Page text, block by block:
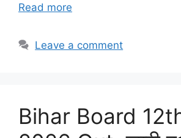
Read more
Leave a comment
Bihar Board